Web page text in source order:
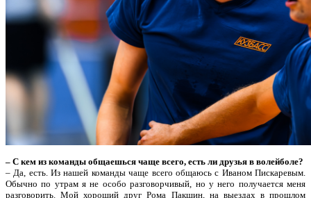
– С кем из команды общаешься чаще всего, есть ли друзья в волейболе?
– Да, есть. Из нашей команды чаще всего общаюсь с Иваном Пискаревым.
Обычно по утрам я не особо разговорчивый, но у него получается меня
разговорить. Мой хороший друг Рома Пакшин, на выездах в прошлом